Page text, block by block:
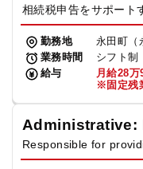
相続税申告をサポート
勤務地
永田町（
業務時間
シフト制
給与
月給28
※固定残
Administrative:
Responsible for